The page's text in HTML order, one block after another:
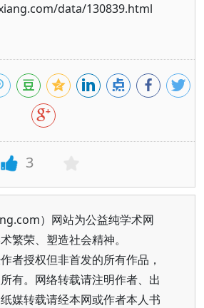
data/130839.html
3
）网站为公益纯学术网
繁荣、塑造社会精神。
者授权但非首发的所有作品，
有。网络转载请注明作者、出
媒转载请经本网或作者本人书